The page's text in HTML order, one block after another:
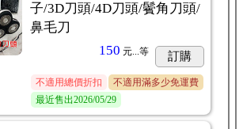
子/3D刀頭/4D刀頭/鬢角刀頭/
鼻毛刀
150 元...等 訂購
不適用總價折扣
不適用滿多少免運費
最近售出2026/05/29